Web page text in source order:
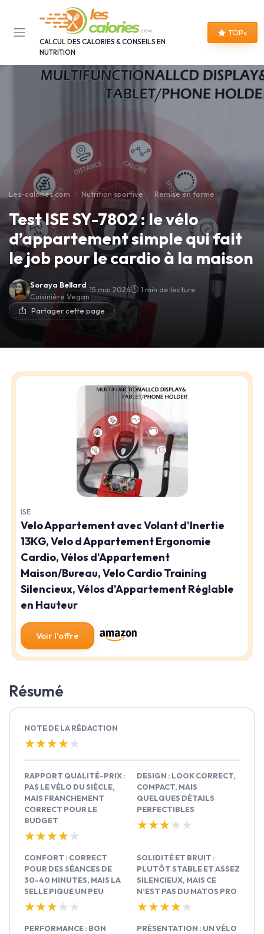
CALCUL DES CALORIES & CONSEILS EN
NUTRITION
TOPs
Les-calories.com Nutrition sportive Remise en forme
Test ISE SY-7802 : le vélo
d’appartement simple qui fait
le job pour le cardio à la maison
Soraya Bellard
Cuisinière Vegan
15 mai 2026 1 min de lecture
Partager cette page
ISE
Velo Appartement avec Volant d'Inertie
13KG, Velo d Appartement Ergonomie
Cardio, Vélos d'Appartement
Maison/Bureau, Velo Cardio Training
Silencieux, Vélos d'Appartement Réglable
en Hauteur
Voir l'offre
Résumé
NOTE DE LA RÉDACTION
★★★★★
★★★★★
RAPPORT QUALITÉ-PRIX :
PAS LE VÉLO DU SIÈCLE,
MAIS FRANCHEMENT
CORRECT POUR LE
BUDGET
★★★★★
★★★★★
DESIGN : LOOK CORRECT,
COMPACT, MAIS
QUELQUES DÉTAILS
PERFECTIBLES
★★★★★
★★★★★
CONFORT : CORRECT
POUR DES SÉANCES DE
30-40 MINUTES, MAIS LA
SELLE PIQUE UN PEU
★★★★★
★★★★★
SOLIDITÉ ET BRUIT :
PLUTÔT STABLE ET ASSEZ
SILENCIEUX, MAIS CE
N’EST PAS DU MATOS PRO
★★★★★
★★★★★
PERFORMANCE : BON
PRÉSENTATION : UN VÉLO
Panneau de gestion des cookies